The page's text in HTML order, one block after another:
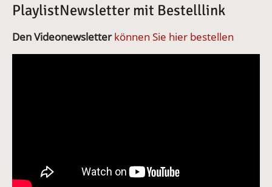
PlaylistNewsletter mit Bestelllink
Den Videonewsletterkönnen Sie hier bestellen